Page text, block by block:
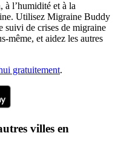
à l’humidité et à la
Utilisez Migraine Buddy
suivi de crises de migraine
même, et aidez les autres
gratuitement.
villes en